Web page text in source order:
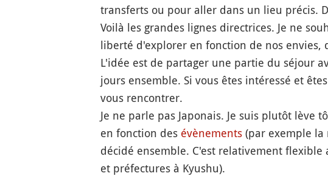
transferts ou pour aller dans un lieu précis.
Voilà les grandes lignes directrices. Je ne
liberté d'explorer en fonction de nos envies,
L'idée est de partager une partie du séjour
jours ensemble. Si vous êtes intéressé et
vous rencontrer.
Je ne parle pas Japonais. Je suis plutôt
en fonction des évènements(par exemple la
décidé ensemble. C'est relativement
et préfectures à Kyushu).